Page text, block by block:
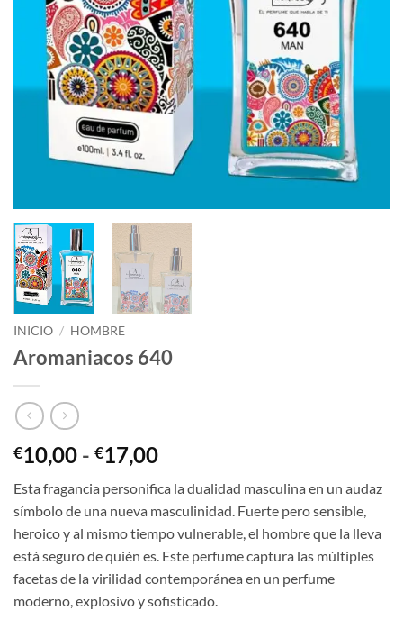
INICIO / HOMBRE
Aromaniacos 640
€10,00 - €17,00Rango
precios:
desde
€10,00
hasta
€17,00
Esta fragancia personifica la dualidad masculina en un audaz
símbolo de una nueva masculinidad. Fuerte pero sensible,
heroico y al mismo tiempo vulnerable, el hombre que la lleva
está seguro de quién es. Este perfume captura las múltiples
facetas de la virilidad contemporánea en un perfume
moderno, explosivo y sofisticado.